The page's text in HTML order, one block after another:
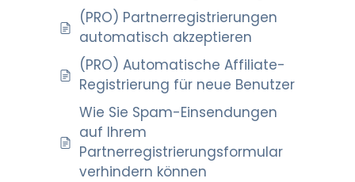
(PRO) Partnerregistrierungen
automatisch akzeptieren
(PRO) Automatische Affiliate-
Registrierung für neue Benutzer
Wie Sie Spam-Einsendungen
auf Ihrem
Partnerregistrierungsformular
verhindern können